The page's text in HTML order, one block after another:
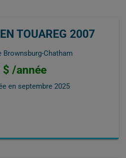
TOUAREG 2007
Brownsburg-Chatham
$ /année
en septembre 2025